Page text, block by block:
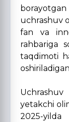
uchrashuv
fan va
rahbariga
taqdimoti
yetakchi
2025-